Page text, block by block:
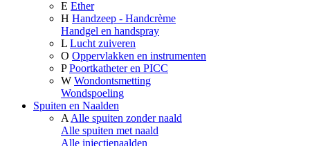
E Ether
H Handzeep - Handcrème
Handgel en handspray
L Lucht zuiveren
O Oppervlakken en instrumenten
P Poortkatheter en PICC
W Wondontsmetting
Wondspoeling
Spuiten en Naalden
A Alle spuiten zonder naald
Alle spuiten met naald
Alle injectienaalden